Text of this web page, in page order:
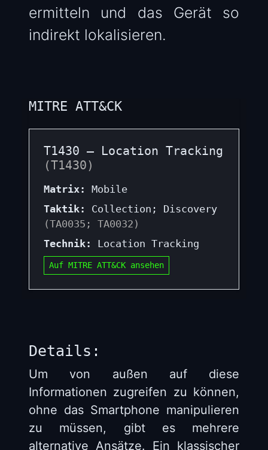
ermitteln und das Gerät so
indirekt lokalisieren.
MITRE ATT&CK
T1430 – Location Tracking
(T1430)
Matrix:
Mobile
Taktik:
Collection; Discovery
(TA0035; TA0032)
Technik:
Location Tracking
Auf MITRE ATT&CK ansehen
Details:
Um von außen auf diese
Informationen zugreifen zu können,
ohne das Smartphone manipulieren
zu müssen, gibt es mehrere
alternative Ansätze. Ein klassischer